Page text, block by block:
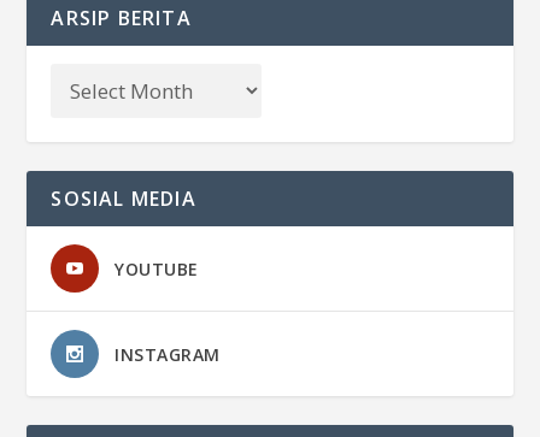
ARSIP BERITA
SOSIAL MEDIA
YOUTUBE
INSTAGRAM